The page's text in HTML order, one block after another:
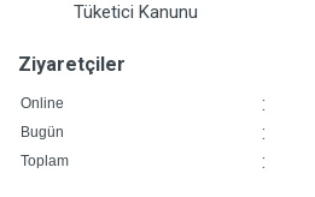
Tüketici Kanunu
Ziyaretçiler
Online :
Bugün
:
Toplam
: